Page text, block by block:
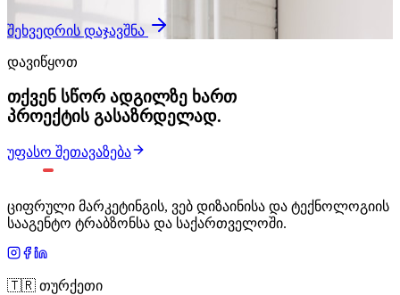
შეხვედრის დაჯავშნა
დავიწყოთ
თქვენ სწორ ადგილზე ხართ
პროექტის გასაზრდელად.
უფასო შეთავაზება
ციფრული მარკეტინგის, ვებ დიზაინისა და ტექნოლოგიის
სააგენტო ტრაბზონსა და საქართველოში.
🇹🇷 თურქეთი